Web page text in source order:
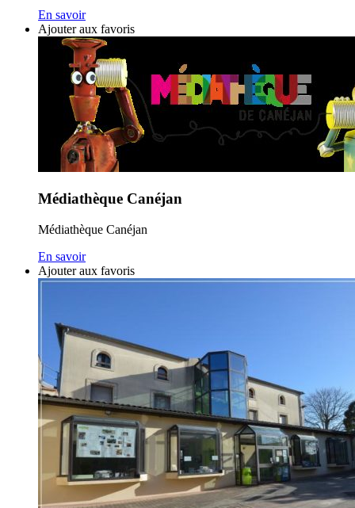
En savoir
Ajouter aux favoris
Médiathèque Canéjan
Médiathèque Canéjan
En savoir
Ajouter aux favoris